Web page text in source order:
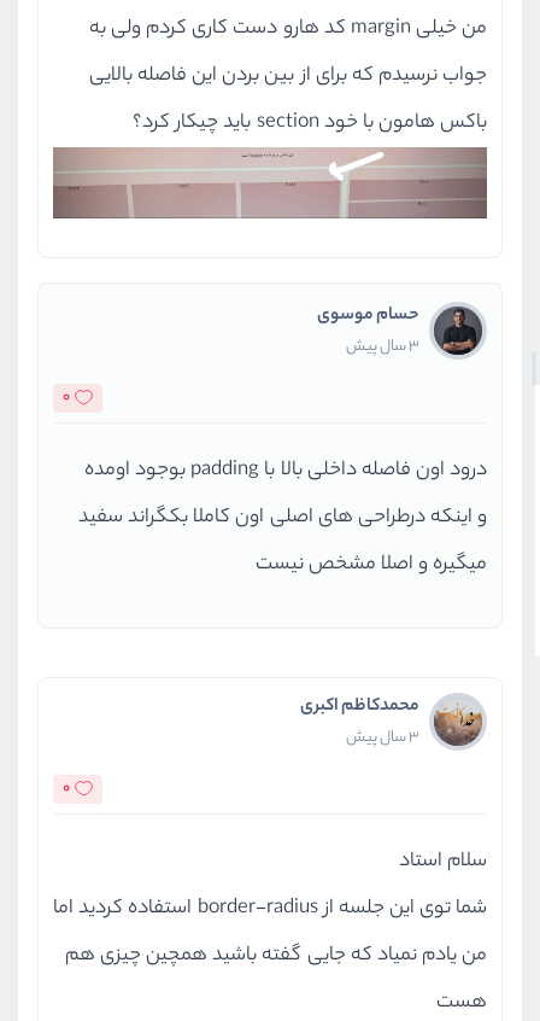
من خیلی margin کد هارو دست کاری کردم ولی به
جواب نرسیدم که برای از بین بردن این فاصله بالایی
باکس هامون با خود section باید چیکار کرد؟
حسام موسوی
3 سال پیش
0
درود اون فاصله داخلی بالا با padding بوجود اومده
و اینکه درطراحی های اصلی اون کاملا بکگراند سفید
میگیره و اصلا مشخص نیست
محمدکاظم اکبری
3 سال پیش
0
سلام استاد
شما توی این جلسه از border-radius استفاده کردید اما
من یادم نمیاد که جایی گفته باشید همچین چیزی هم
هست